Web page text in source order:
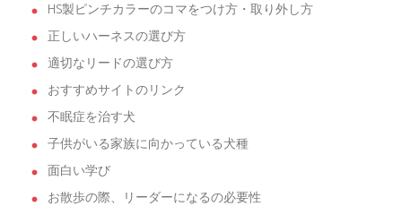
HS製ピンチカラーのコマをつけ方・取り外し方
正しいハーネスの選び方
適切なリードの選び方
おすすめサイトのリンク
不眠症を治す犬
子供がいる家族に向かっている犬種
面白い学び
お散歩の際、リーダーになるの必要性